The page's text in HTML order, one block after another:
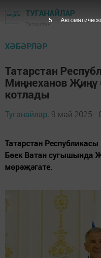
ТУГАНАЙЛАР
Татарстан
ХӘБӘРЛӘР
Татарстан
Миңнеханов Җиңү
котлады
Туганайлар, 9 май 2025 -
Татарстан
Бөек Ватан сугышында
мөрәҗәгате.
3